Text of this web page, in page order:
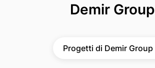
Demir Group
Progetti di Demir Group